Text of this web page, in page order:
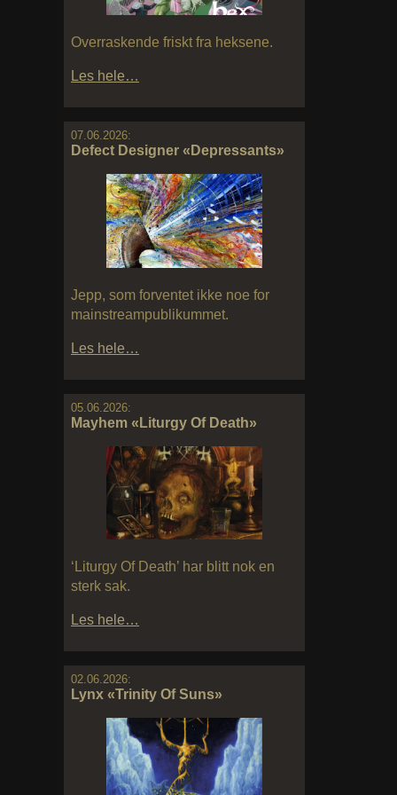
Overraskende friskt fra heksene.
Les hele…
07.06.2026:
Defect Designer «Depressants»
Jepp, som forventet ikke noe for
mainstreampublikummet.
Les hele…
05.06.2026:
Mayhem «Liturgy Of Death»
‘Liturgy Of Death’ har blitt nok en
sterk sak.
Les hele…
02.06.2026:
Lynx «Trinity Of Suns»